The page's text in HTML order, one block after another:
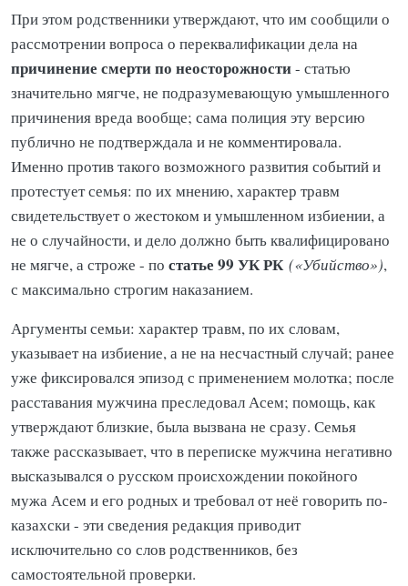
При этом родственники утверждают, что им сообщили о
рассмотрении вопроса о переквалификации дела на
причинение смерти по неосторожности- статью
значительно мягче, не подразумевающую умышленного
причинения вреда вообще; сама полиция эту версию
публично не подтверждала и не комментировала.
Именно против такого возможного развития событий и
протестует семья: по их мнению, характер травм
свидетельствует о жестоком и умышленном избиении, а
не о случайности, и дело должно быть квалифицировано
не мягче, а строже - по статье 99 УК РК («Убийство»),
с максимально строгим наказанием.
Аргументы семьи: характер травм, по их словам,
указывает на избиение, а не на несчастный случай; ранее
уже фиксировался эпизод с применением молотка; после
расставания мужчина преследовал Асем; помощь, как
утверждают близкие, была вызвана не сразу. Семья
также рассказывает, что в переписке мужчина негативно
высказывался о русском происхождении покойного
мужа Асем и его родных и требовал от неё говорить по-
казахски - эти сведения редакция приводит
исключительно со слов родственников, без
самостоятельной проверки.